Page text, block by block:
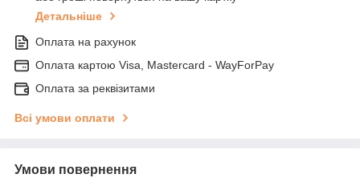
Детальніше
Оплата на рахунок
Оплата картою Visa, Mastercard - WayForPay
Оплата за реквізитами
Всі умови оплати
Умови повернення